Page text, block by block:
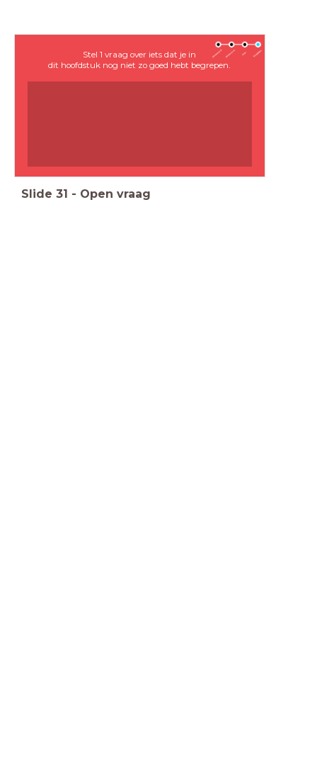
Stel 1 vraag over iets dat je in
dit hoofdstuk nog niet zo goed hebt begrepen.
Slide 31 - Open vraag